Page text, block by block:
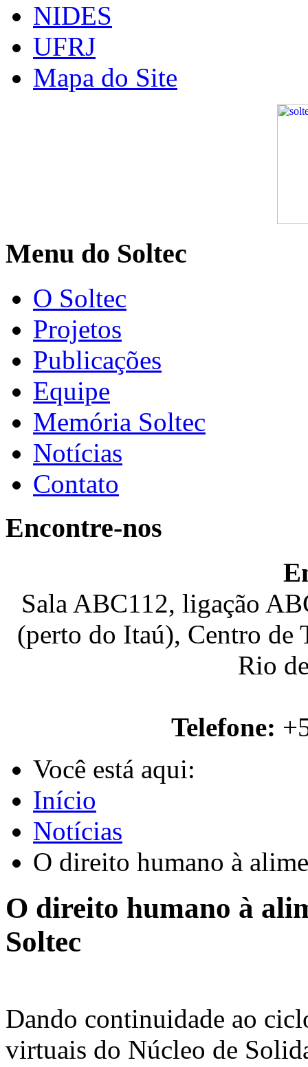
NIDES
UFRJ
Mapa do Site
Menu do Soltec
O Soltec
Projetos
Publicações
Equipe
Memória Soltec
Notícias
Contato
Encontre-nos
Sala ABC112, ligação
(perto do Itaú), Centro de
Rio
Telefone:
Você está aqui:
Início
Notícias
O direito humano à
O direito humano à
Soltec
Dando continuidade ao
virtuais do Núcleo de